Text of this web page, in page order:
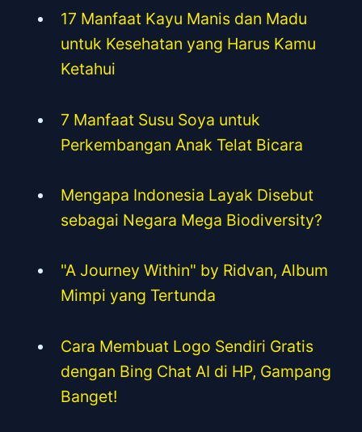
17 Manfaat Kayu Manis dan Madu
untuk Kesehatan yang Harus Kamu
Ketahui
7 Manfaat Susu Soya untuk
Perkembangan Anak Telat Bicara
Mengapa Indonesia Layak Disebut
sebagai Negara Mega Biodiversity?
"A Journey Within" by Ridvan, Album
Mimpi yang Tertunda
Cara Membuat Logo Sendiri Gratis
dengan Bing Chat AI di HP, Gampang
Banget!